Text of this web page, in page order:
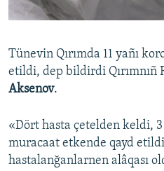
Tünevin Qırımda 11 yañı
etildi, dep bildirdi Qırımnıñ
Aksenov.
«Dört hasta çetelden keldi,
muracaat etkende qayd
hastalanğanlarnen alâqası